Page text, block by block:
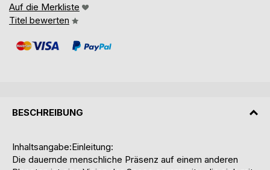
Auf die Merkliste
Titel bewerten
BESCHREIBUNG
Inhaltsangabe:Einleitung:
Die dauernde menschliche Präsenz auf einem anderen